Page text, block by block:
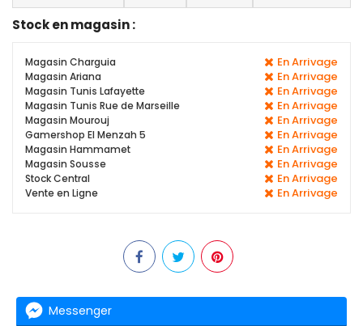
Stock en magasin :
Magasin Charguia En Arrivage
Magasin Ariana En Arrivage
Magasin Tunis Lafayette En Arrivage
Magasin Tunis Rue de Marseille En Arrivage
Magasin Mourouj En Arrivage
Gamershop El Menzah 5 En Arrivage
Magasin Hammamet En Arrivage
Magasin Sousse En Arrivage
Stock Central En Arrivage
Vente en Ligne En Arrivage
Messenger